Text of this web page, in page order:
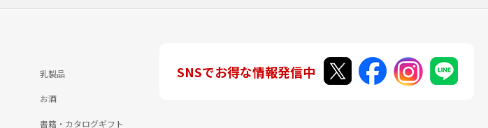
乳製品
お酒
書籍・カタログギフト
SNSでお得な情報発信中